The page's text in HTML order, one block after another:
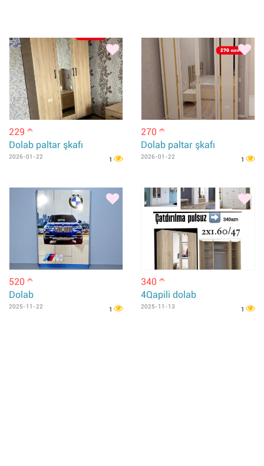
229 m
Dolab paltar şkafı
2026-01-22 1
270 m
Dolab paltar şkafı
2026-01-22 1
520 m
Dolab
2025-11-22 1
340 m
4Qapili dolab
2025-11-13 1